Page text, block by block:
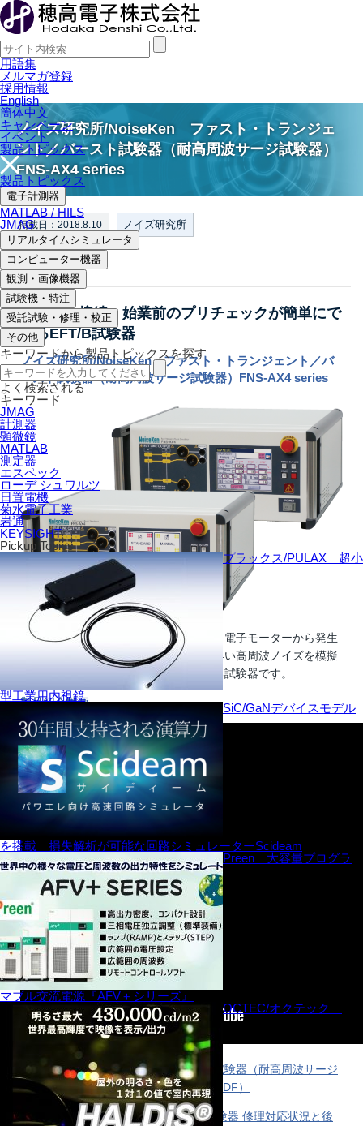
用語集
メルマガ登録
採用情報
English
簡体中文
キャンペーン
イベント
製品トピックス
製品トピックス
電子計測器
MATLAB / HILS
JMAG
リアルタイムシミュレータ
コンピューター機器
観測・画像機器
試験機・特注
受託試験・修理・校正
その他
キーワードから製品トピックスを探す
よく検索される
キーワード
JMAG
計測器
顕微鏡
MATLAB
測定器
エスペック
ローデ シュワルツ
日置電機
菊水電子工業
岩通
KEYSIGHT
Pickup Topics
プラックス/PULAX 超小
型工業用内視鏡
SiC/GaNデバイスモデル
を搭載 損失解析が可能な回路シミュレーターScideam
Preen 大容量プログラ
マブル交流電源『AFV＋シリーズ』
OCTEC/オクテック
ノイズ研究所/NoiseKen ファスト・トランジェ
ント／バースト試験器（耐高周波サージ試験器）
FNS-AX4 series
掲載日：2018.8.10 ノイズ研究所
ノイズ関連機器
試験時の接続、始業前のプリチェックが簡単にで
きるEFT/B試験器
ノイズ研究所/NoiseKen ファスト・トランジェント／バ
ースト試験器（耐高周波サージ試験器）FNS-AX4 series
スイッチングデバイスの接点間の放電、電子モーターから発生
するアーク放電などによる繰り返しの早い高周波ノイズを模擬
的に発生し、電子機器の耐性を評価する試験器です。
製品紹介動画
ファスト・トランジェント／バースト試験器（耐高周波サージ
試験器）FNS-AX4 seriesのカタログ（PDF）
ファスト・トランジェント バースト試験器 修理対応状況と後